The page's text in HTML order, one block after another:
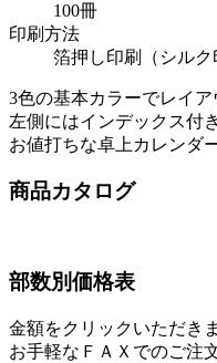
100冊
印刷方法
箔押し印刷（シルク
3色の基本カラーでレイア
左側にはインデックス付
お値打ちな卓上カレンダー
商品カタログ
部数別価格表
金額をクリックいただき
お手軽なＦＡＸでのご注